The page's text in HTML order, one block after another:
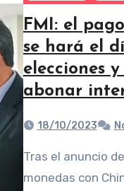
FMI: el
se hará el
elecciones
abonar
18/10/2023
Tras el anuncio de la ampliación del monto del swap de
monedas con